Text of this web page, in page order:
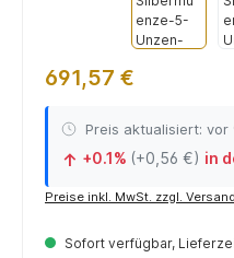
691,57 €
Preis aktualisiert: vor
↑ +0.1% (+0,56 €) in
Preise inkl. MwSt. zzgl.
Sofort verfügbar,